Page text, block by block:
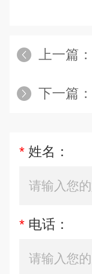
上一篇：
下一篇：
* 姓名：
* 电话：